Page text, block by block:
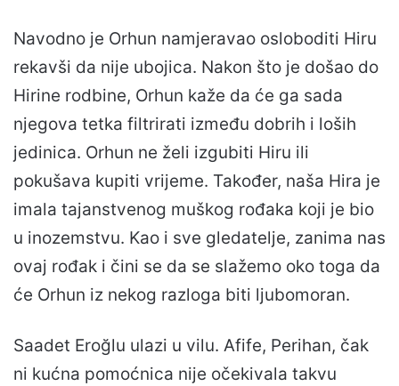
Navodno je Orhun namjeravao osloboditi Hiru
rekavši da nije ubojica. Nakon što je došao do
Hirine rodbine, Orhun kaže da će ga sada
njegova tetka filtrirati između dobrih i loših
jedinica. Orhun ne želi izgubiti Hiru ili
pokušava kupiti vrijeme. Također, naša Hira je
imala tajanstvenog muškog rođaka koji je bio
u inozemstvu. Kao i sve gledatelje, zanima nas
ovaj rođak i čini se da se slažemo oko toga da
će Orhun iz nekog razloga biti ljubomoran.
Saadet Eroğlu ulazi u vilu. Afife, Perihan, čak
ni kućna pomoćnica nije očekivala takvu